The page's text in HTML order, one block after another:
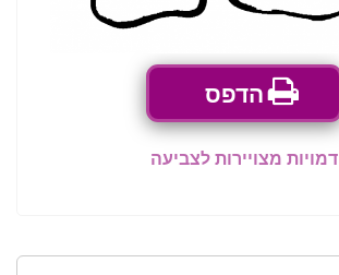
הדפס
דמויות מצויירות לצביעה